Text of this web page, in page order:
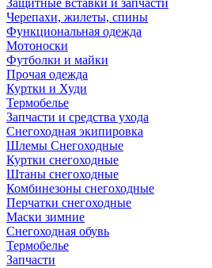
Защитные вставки и запчасти
Черепахи, жилеты, спины
Функциональная одежда
Мотоноски
Футболки и майки
Прочая одежда
Куртки и Худи
Термобелье
Запчасти и средства ухода
Снегоходная экипировка
Шлемы Снегоходные
Куртки снегоходные
Штаны снегоходные
Комбинезоны снегоходные
Перчатки снегоходные
Маски зимние
Снегоходная обувь
Термобелье
Запчасти